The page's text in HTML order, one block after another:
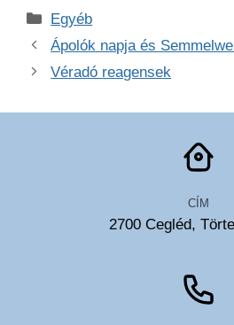
Kategória
Egyéb
Ápolók napja és
Véradó reagensek
CÍM
2700 Cegléd,